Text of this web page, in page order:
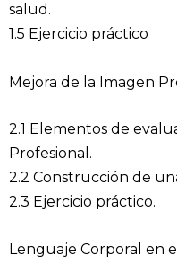
salud.
1.5 Ejercicio práctico
Mejora de la Imagen
2.1 Elementos de
Profesional.
2.2 Construcción de
2.3 Ejercicio práctico.
Lenguaje Corporal en